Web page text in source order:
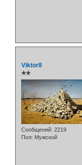
Viktor8
✯✯
Сообщений: 2219
Пол: Мужской